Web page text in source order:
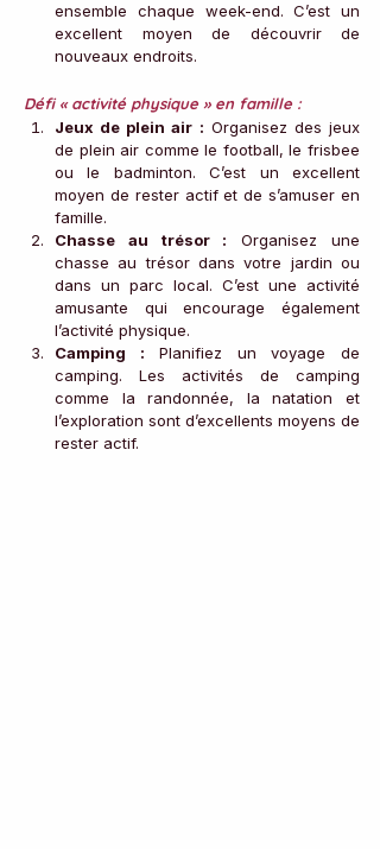
ensemble chaque week-end. C’est un
excellent moyen de découvrir de
nouveaux endroits.
Défi « activité physique » en famille :
Jeux de plein air : Organisez des jeux
de plein air comme le football, le frisbee
ou le badminton. C’est un excellent
moyen de rester actif et de s’amuser en
famille.
Chasse au trésor : Organisez une
chasse au trésor dans votre jardin ou
dans un parc local. C’est une activité
amusante qui encourage également
l’activité physique.
Camping : Planifiez un voyage de
camping. Les activités de camping
comme la randonnée, la natation et
l’exploration sont d’excellents moyens de
rester actif.